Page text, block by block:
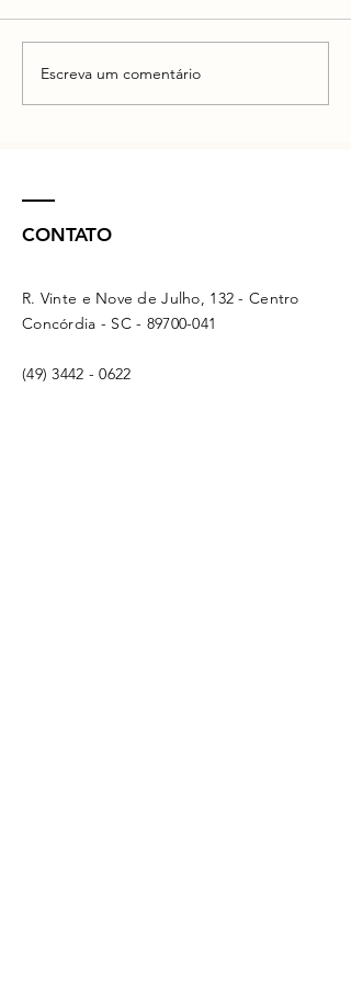
Escreva um comentário
CONTATO
R. Vinte e Nove de Julho, 132 - Centro
Concórdia - SC - 89700-041
(49) 3442 - 0622